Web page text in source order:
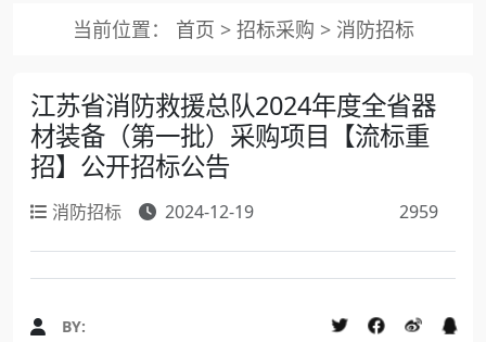
当前位置： 首页 > 招标采购 > 消防招标
江苏省消防救援总队2024年度全省器
材装备（第一批）采购项目【流标重
招】公开招标公告
消防招标 2024-12-19 2959
BY: